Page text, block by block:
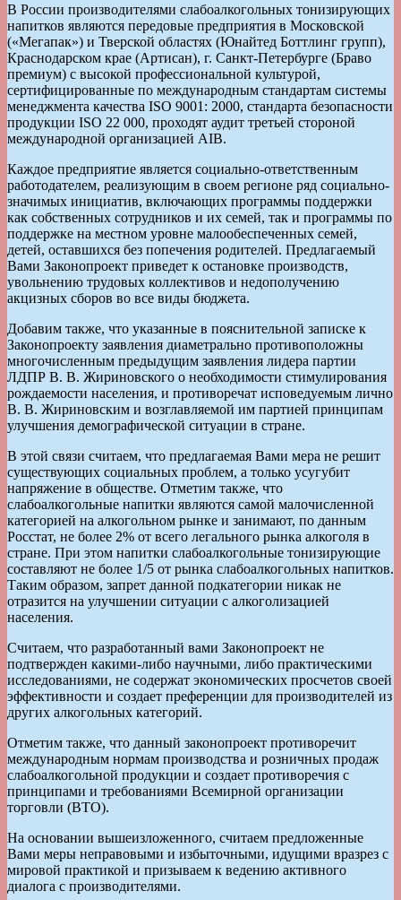
В России производителями слабоалкогольных тонизирующих
напитков являются передовые предприятия в Московской
(«Мегапак») и Тверской областях (Юнайтед Боттлинг групп),
Краснодарском крае (Артисан), г. Санкт-Петербурге (Браво
премиум) с высокой профессиональной культурой,
сертифицированные по международным стандартам системы
менеджмента качества ISO 9001: 2000, стандарта безопасности
продукции ISO 22 000, проходят аудит третьей стороной
международной организацией AIB.
Каждое предприятие является социально-ответственным
работодателем, реализующим в своем регионе ряд социально-
значимых инициатив, включающих программы поддержки
как собственных сотрудников и их семей, так и программы по
поддержке на местном уровне малообеспеченных семей,
детей, оставшихся без попечения родителей. Предлагаемый
Вами Законопроект приведет к остановке производств,
увольнению трудовых коллективов и недополучению
акцизных сборов во все виды бюджета.
Добавим также, что указанные в пояснительной записке к
Законопроекту заявления диаметрально противоположны
многочисленным предыдущим заявления лидера партии
ЛДПР В. В. Жириновского о необходимости стимулирования
рождаемости населения, и противоречат исповедуемым лично
В. В. Жириновским и возглавляемой им партией принципам
улучшения демографической ситуации в стране.
В этой связи считаем, что предлагаемая Вами мера не решит
существующих социальных проблем, а только усугубит
напряжение в обществе. Отметим также, что
слабоалкогольные напитки являются самой малочисленной
категорией на алкогольном рынке и занимают, по данным
Росстат, не более 2% от всего легального рынка алкоголя в
стране. При этом напитки слабоалкогольные тонизирующие
составляют не более 1/5 от рынка слабоалкогольных напитков.
Таким образом, запрет данной подкатегории никак не
отразится на улучшении ситуации с алкоголизацией
населения.
Считаем, что разработанный вами Законопроект не
подтвержден какими-либо научными, либо практическими
исследованиями, не содержат экономических просчетов своей
эффективности и создает преференции для производителей из
других алкогольных категорий.
Отметим также, что данный законопроект противоречит
международным нормам производства и розничных продаж
слабоалкогольной продукции и создает противоречия с
принципами и требованиями Всемирной организации
торговли (ВТО).
На основании вышеизложенного, считаем предложенные
Вами меры неправовыми и избыточными, идущими вразрез с
мировой практикой и призываем к ведению активного
диалога с производителями.